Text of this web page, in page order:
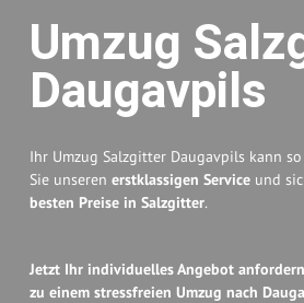
Umzug
Daugavpils
Ihr Umzug Salzgitter Daugavpils kann
Sie unseren erstklassigen Service und
besten Preise in Salzgitter.
Jetzt Ihr individuelles Angebot
zu einem stressfreien Umzug nach